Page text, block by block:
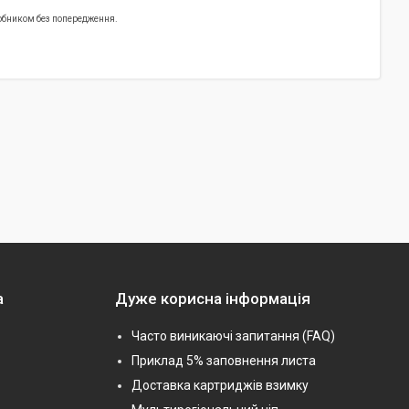
без попередження.
Дуже корисна інформація
Часто виникаючі запитання (FAQ)
Приклад 5% заповнення листа
Доставка картриджів взимку